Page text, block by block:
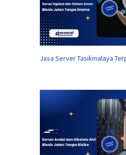
Jasa Server Tasikmalaya